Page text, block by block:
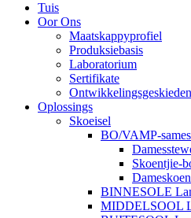
Tuis
Oor Ons
Maatskappyprofiel
Produksiebasis
Laboratorium
Sertifikate
Oplossings
Skoeisel
BO/VAMP-
Skoentjie-
BINNESOLE
MIDDELSOOL